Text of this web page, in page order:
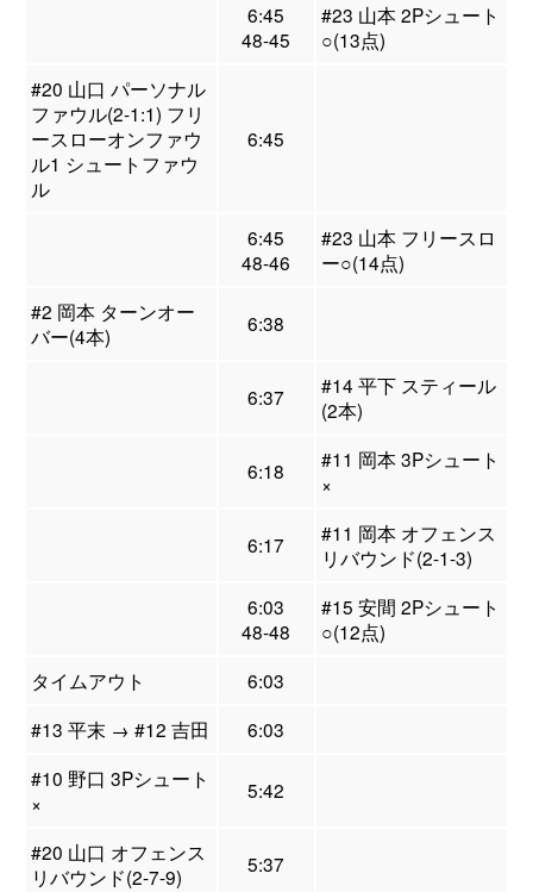
6:45
48-45
#23 山本 2Pシュート
○(13点)
#20 山口 パーソナル
ファウル(2-1:1) フリ
ースローオンファウ
ル1 シュートファウ
ル
6:45
6:45
48-46
#23 山本 フリースロ
ー○(14点)
#2 岡本 ターンオー
バー(4本)
6:38
6:37
#14 平下 スティール
(2本)
6:18
#11 岡本 3Pシュート
×
6:17
#11 岡本 オフェンス
リバウンド(2-1-3)
6:03
48-48
#15 安間 2Pシュート
○(12点)
タイムアウト
6:03
#13 平末 → #12 吉田
6:03
#10 野口 3Pシュート
×
5:42
#20 山口 オフェンス
リバウンド(2-7-9)
5:37